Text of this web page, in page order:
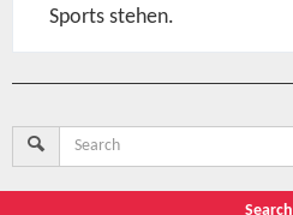
Sports stehen.
Search